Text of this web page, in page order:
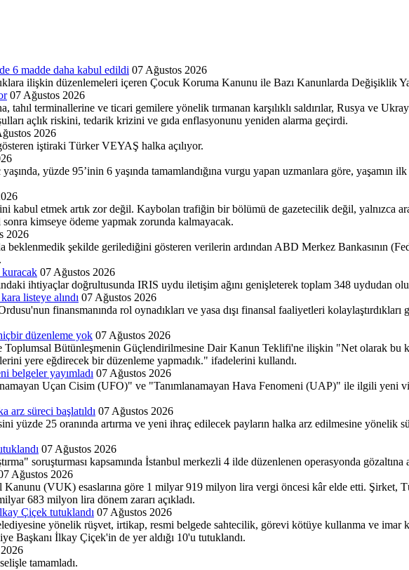
6 madde daha kabul edildi 07 Ağustos 2026
ilişkin düzenlemeleri içeren Çocuk Koruma Kanunu ile Bazı Kanunlarda Değişiklik
07 Ağustos 2026
terminallerine ve ticari gemilere yönelik tırmanan karşılıklı saldırılar, Rusya ve
açlık riskini, tedarik krizini ve gıda enflasyonunu yeniden alarma geçirdi.
2026
iştiraki Türker VEYAŞ halka açılıyor.
yüzde 95’inin 6 yaşında tamamlandığına vurgu yapan uzmanlara göre, yaşamın
kabul etmek artık zor değil. Kaybolan trafiğin bir bölümü de gazetecilik değil, yalnızca
sonra kimseye ödeme yapmak zorunda kalmayacak.
2026
beklenmedik şekilde gerilediğini gösteren verilerin ardından ABD Merkez Bankasının
07 Ağustos 2026
ihtiyaçlar doğrultusunda IRIS uydu iletişim ağını genişleterek toplam 348 uydudan
listeye alındı 07 Ağustos 2026
finansmanında rol oynadıkları ve yasa dışı finansal faaliyetleri kolaylaştırdıkları
düzenleme yok 07 Ağustos 2026
Toplumsal Bütünleşmenin Güçlendirilmesine Dair Kanun Teklifi'ne ilişkin "Net olarak
yere eğdirecek bir düzenleme yapmadık." ifadelerini kullandı.
belgeler yayımladı 07 Ağustos 2026
Uçan Cisim (UFO)" ve "Tanımlanamayan Hava Fenomeni (UAP)" ile ilgili yeni
arz süreci başlatıldı 07 Ağustos 2026
25 oranında artırma ve yeni ihraç edilecek payların halka arz edilmesine yönelik
07 Ağustos 2026
soruşturması kapsamında İstanbul merkezli 4 ilde düzenlenen operasyonda gözaltına
Ağustos 2026
Kanunu (VUK) esaslarına göre 1 milyar 919 milyon lira vergi öncesi kâr elde etti. Şirket,
683 milyon lira dönem zararı açıkladı.
Çiçek tutuklandı 07 Ağustos 2026
yönelik rüşvet, irtikap, resmi belgede sahtecilik, görevi kötüye kullanma ve imar
Başkanı İlkay Çiçek'in de yer aldığı 10'u tutuklandı.
tamamladı.